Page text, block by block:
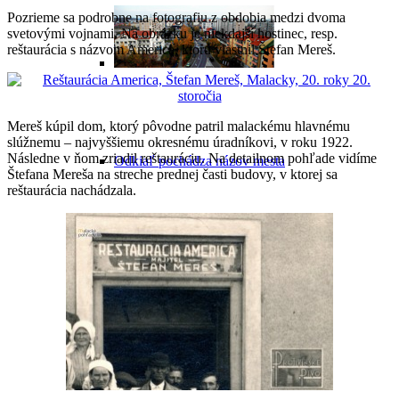
Odkiaľ pochádza názov mesta
Malacky v minulosti
Malacky v 20. storočí
Pozrieme sa podrobne na fotografiu z obdobia medzi dvoma
svetovými vojnami. Na obrázku je niekdajší hostinec, resp.
reštaurácia s názvom America, ktorú vlastnil Štefan Mereš.
Mereš kúpil dom, ktorý pôvodne patril malackému hlavnému
slúžnemu – najvyššiemu okresnému úradníkovi, v roku 1922.
Následne v ňom zriadil reštauráciu. Na detailnom pohľade vidíme
Štefana Mereša na streche prednej časti budovy, v ktorej sa
reštaurácia nachádzala.